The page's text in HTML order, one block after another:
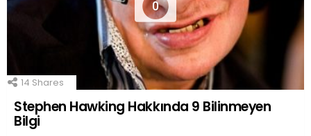
0
14 Shares
Stephen Hawking Hakkında 9 Bilinmeyen
Bilgi